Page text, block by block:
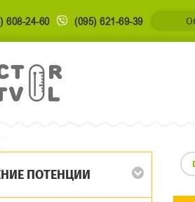
608-24-60 (095) 621-69-39
ПОТЕНЦИИ